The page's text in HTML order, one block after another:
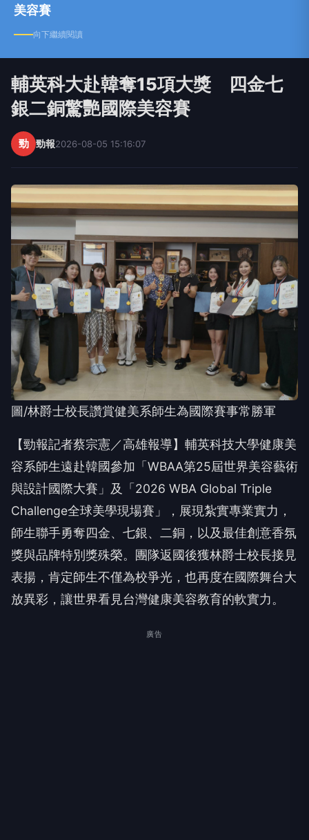
美容賽
向下繼續閱讀
輔英科大赴韓奪15項大獎 四金七
銀二銅驚艷國際美容賽
勁 勁報2026-08-05 15:16:07
圖/林爵士校長讚賞健美系師生為國際賽事常勝軍
【勁報記者蔡宗憲／高雄報導】輔英科技大學健康美
容系師生遠赴韓國參加「WBAA第25屆世界美容藝術
與設計國際大賽」及「2026 WBA Global Triple
Challenge全球美學現場賽」，展現紮實專業實力，
師生聯手勇奪四金、七銀、二銅，以及最佳創意香氛
獎與品牌特別獎殊榮。團隊返國後獲林爵士校長接見
表揚，肯定師生不僅為校爭光，也再度在國際舞台大
放異彩，讓世界看見台灣健康美容教育的軟實力。
廣告